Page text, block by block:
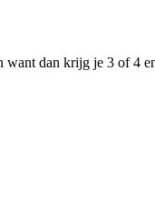
want dan krijg je 3 of 4